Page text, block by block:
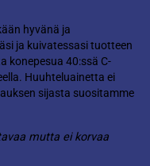
hyvänä ja
ja kuivatessasi tuotteen
konepesua 40:ssä C-
Huuhteluainetta ei
sijasta suositamme
mutta ei korvaa